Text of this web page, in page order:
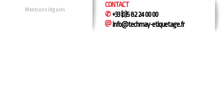
Mentions légales
CONTACT
+33 (0)5 82 24 00 00
info@techmay-etiquetage.fr